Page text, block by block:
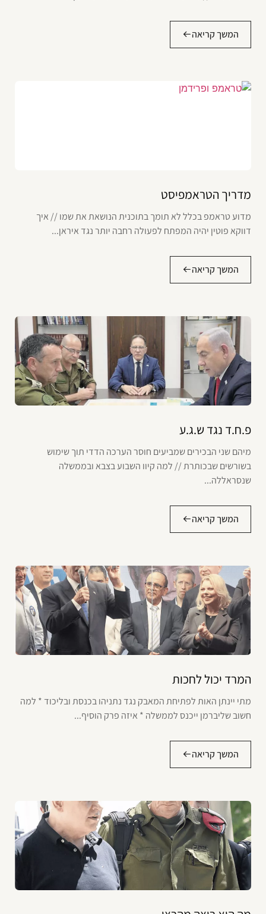
המשך קריאה
מדריך הטראמפיסט
מדוע טראמפ בכלל לא תומך בתוכנית הנושאת את שמו // איך
דווקא פוטין יהיה המפתח לפעולה רחבה יותר נגד איראן...
המשך קריאה
פ.ח.ד נגד ש.ג.ע
מיהם שני הבכירים שמביעים חוסר הערכה הדדי תוך שימוש
בשורשים שבכותרת // למה קיוו השבוע בצבא ובממשלה
שנסראללה...
המשך קריאה
המרד יכול לחכות
מתי יינתן האות לפתיחת המאבק נגד נתניהו בכנסת ובליכוד * למה
חשוב שליברמן ייכנס לממשלה * איזה פרק הוסיף...
המשך קריאה